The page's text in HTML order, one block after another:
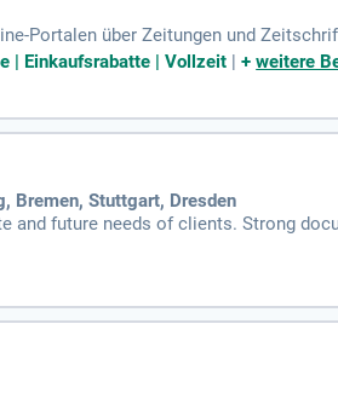
Portalen über Zeitungen und
Medienlandschaft.
| Einkaufsrabatte | Vollzeit |+weitere
Bremen, Stuttgart, Dresden
and future needs of clients. Strong